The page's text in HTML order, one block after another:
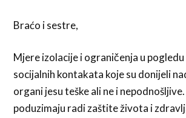
Braćo i sestre,
Mjere izolacije i ograničenja u
socijalnih kontakata koje su donijeli
organi jesu teške ali ne i
poduzimaju radi zaštite života i